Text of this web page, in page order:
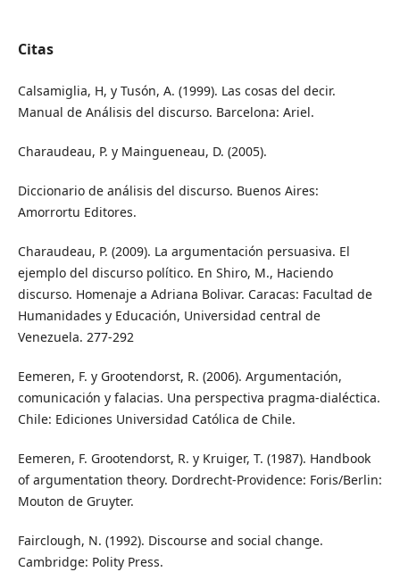
Citas
Calsamiglia, H, y Tusón, A. (1999). Las cosas del decir.
Manual de Análisis del discurso. Barcelona: Ariel.
Charaudeau, P. y Maingueneau, D. (2005).
Diccionario de análisis del discurso. Buenos Aires:
Amorrortu Editores.
Charaudeau, P. (2009). La argumentación persuasiva. El
ejemplo del discurso político. En Shiro, M., Haciendo
discurso. Homenaje a Adriana Bolivar. Caracas: Facultad de
Humanidades y Educación, Universidad central de
Venezuela. 277-292
Eemeren, F. y Grootendorst, R. (2006). Argumentación,
comunicación y falacias. Una perspectiva pragma-dialéctica.
Chile: Ediciones Universidad Católica de Chile.
Eemeren, F. Grootendorst, R. y Kruiger, T. (1987). Handbook
of argumentation theory. Dordrecht-Providence: Foris/Berlin:
Mouton de Gruyter.
Fairclough, N. (1992). Discourse and social change.
Cambridge: Polity Press.